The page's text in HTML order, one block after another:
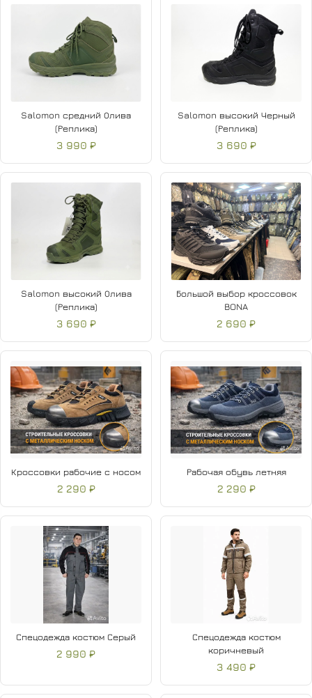
Salomon средний Олива
(Реплика)
3 990 ₽
Salomon высокий Черный
(Реплика)
3 690 ₽
Salomon высокий Олива
(Реплика)
3 690 ₽
Большой выбор кроссовок
BONA
2 690 ₽
Кроссовки рабочие с носом
2 290 ₽
Рабочая обувь летняя
2 290 ₽
Спецодежда костюм Серый
2 990 ₽
Спецодежда костюм
коричневый
3 490 ₽